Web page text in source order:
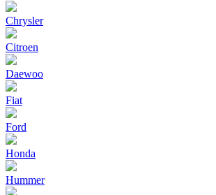
Chrysler
Citroen
Daewoo
Fiat
Ford
Honda
Hummer